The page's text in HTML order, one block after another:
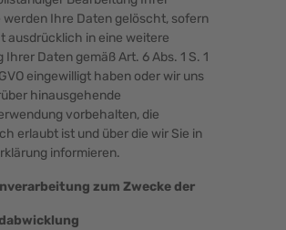
werden Ihre Daten gelöscht, sofern
ausdrücklich in eine weitere
Ihrer Daten gemäß Art. 6 Abs. 1 S. 1
eingewilligt haben oder wir uns
hinausgehende
vorbehalten, die
erlaubt ist und über die wir Sie in
informieren.
zum Zwecke der